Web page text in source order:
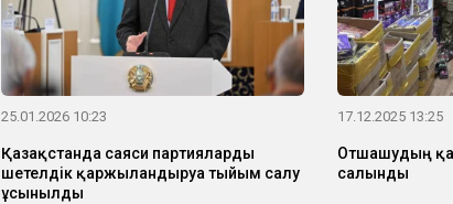
25.01.2026 10:23
Қазақстанда саяси партияларды
шетелдік қаржыландыруға тыйым салу
ұсынылды
17.12.2025 13:25
Отшашудың
салынды